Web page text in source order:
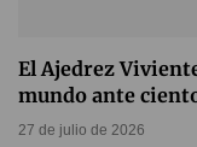
El Ajedrez
mundo ante
27 de julio de 2026